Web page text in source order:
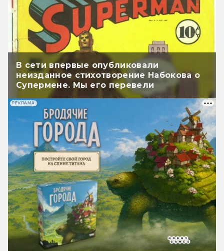
В сети впервые опубликовали
неизданное стихотворение Набокова о
Супермене. Мы его перевели
РЕКЛАМА